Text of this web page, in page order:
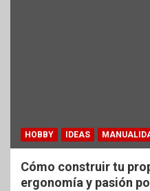
HOBBY IDEAS
Cómo construir tu
ergonomía y pasión